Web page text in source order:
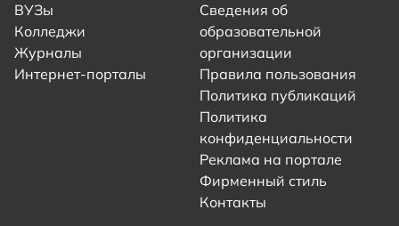
ВУЗы
Колледжи
Журналы
Интернет-порталы
Сведения об
образовательной
организации
Правила пользования
Политика публикаций
Политика
конфиденциальности
Реклама на портале
Фирменный стиль
Контакты